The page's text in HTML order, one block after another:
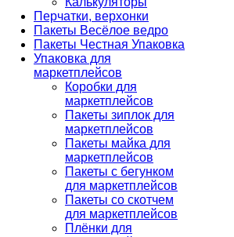
Перчатки, верхонки
Пакеты Весёлое ведро
Пакеты Честная Упаковка
Упаковка для
маркетплейсов
Коробки для
маркетплейсов
Пакеты зиплок для
маркетплейсов
Пакеты майка для
маркетплейсов
Пакеты с бегунком
для маркетплейсов
Пакеты со скотчем
для маркетплейсов
Плёнки для